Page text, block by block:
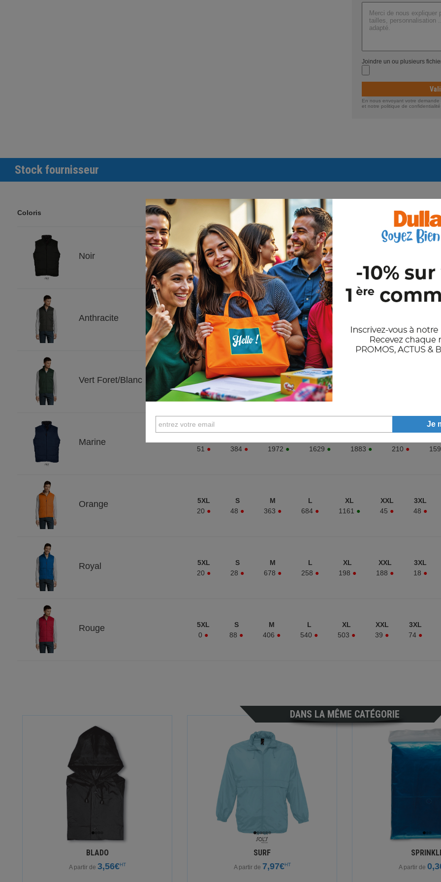
Joindre un ou plusieurs
En nous envoyant votre
et notre politique de
Stock fournisseur
Coloris
Noir
5XL
57
●
S
421 ●
M
779 ●
L
2429 ●
Anthracite
5XL
20 ●
S
1560
●
M
70 ●
L
38 ● ●
40
Vert Foret/Blanc
5XL
48 ●
S
38 ●
M
883 ●
L
751 ●
Marine
51 ●
384 ●
1972 ●
1629 ●
1883 ●
210 ●
159
Orange
5XL
20 ●
S
48 ●
M
363 ●
L
684 ●
XL
1161 ●
XXL
45 ●
3XL
48 ●
Royal
5XL
20 ●
S
28 ●
M
678 ●
L
258 ●
XL
198 ●
XXL
188 ●
3XL
18 ●
Rouge
5XL
0 ●
S
88 ●
M
406 ●
L
540 ●
XL
503 ●
XXL
39 ●
3XL
74 ●
DANS LA MÊME CATÉGORIE
BLADO
A partir de 3,56€HT
SURF
A partir de 7,97€HT A partir de